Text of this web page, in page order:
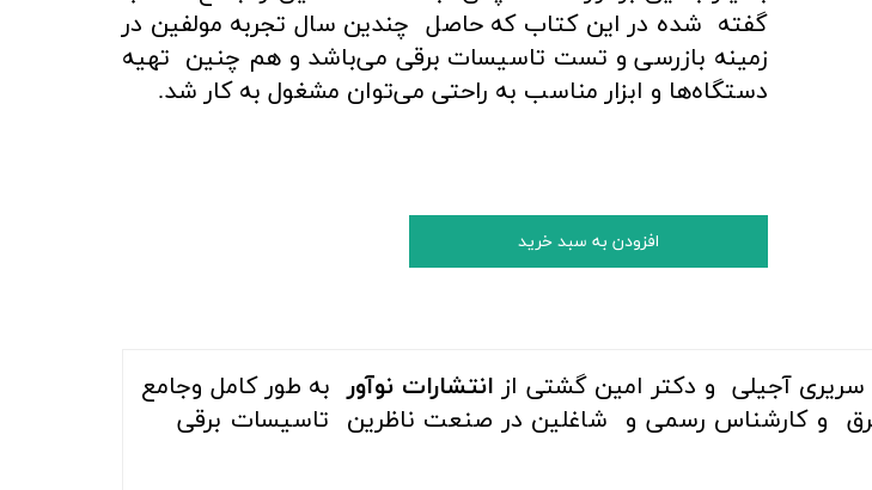
گفته شده در این کتاب که حاصل چندین سال تجربه مولفین در
زمینه بازرسی و تست تاسیسات برقی می‌باشد و هم چنین تهیه
دستگاه‌ها و ابزار مناسب به راحتی می‌توان مشغول به کار شد.
افزودن به سبد خرید
سریری آجیلی و دکتر امین گشتی از انتشارات نوآور به طور کامل وجامع
و کارشناس رسمی و شاغلین در صنعت ناظرین تاسیسات برقی